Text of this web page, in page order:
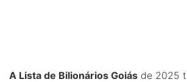
A Lista de Bilionários Goiás de 2025